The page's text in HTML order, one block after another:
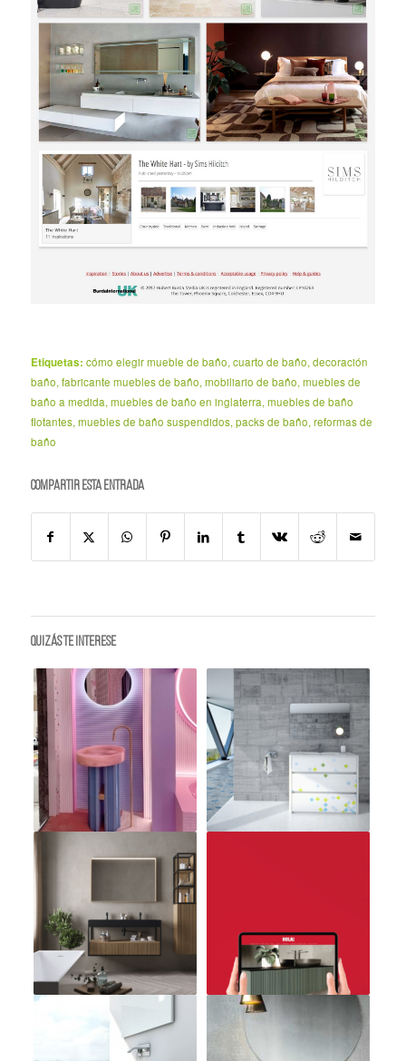
Etiquetas: cómo elegir mueble de baño,cuarto de baño,decoración
baño,fabricante muebles de baño,mobiliario de baño,muebles de
baño a medida,muebles de baño en inglaterra,muebles de baño
flotantes,muebles de baño suspendidos,packs de baño,reformas de
baño
Compartir esta entrada
Quizás te interese